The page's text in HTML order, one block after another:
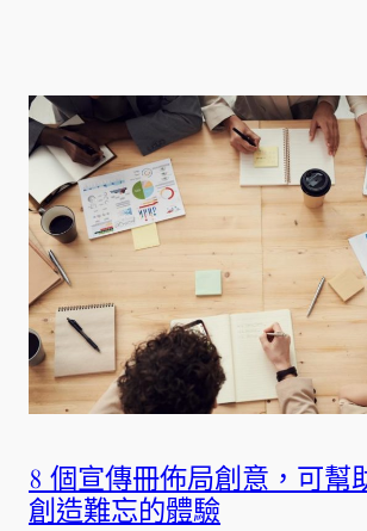
8 個宣傳冊佈局創意，可幫
創造難忘的體驗